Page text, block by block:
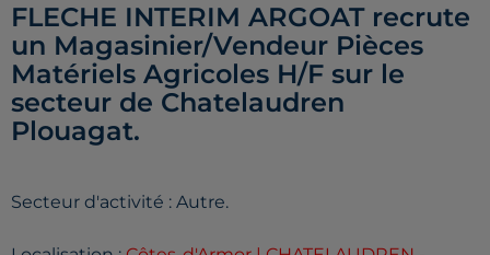
FLECHE INTERIM ARGOAT recrute
un Magasinier/Vendeur Pièces
Matériels Agricoles H/F sur le
secteur de Chatelaudren
Plouagat.
Secteur d'activité : Autre.